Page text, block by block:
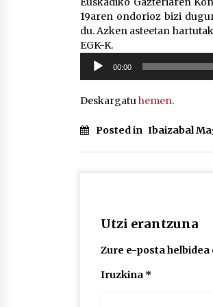
19aren ondorioz bizi
du. Azken asteetan
EGK-K.
Soinu
erreproduzigailua
00:00
Deskargatuhemen.
Posted in Ibaizabal
Utzi erantzuna
Zure e-posta
Iruzkina *